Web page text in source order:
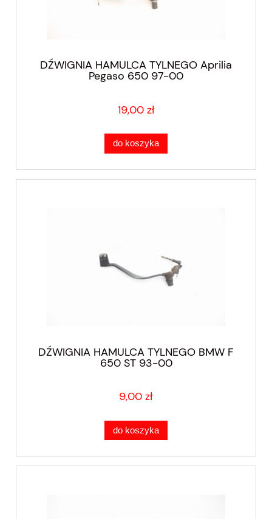
DŹWIGNIA HAMULCA TYLNEGO Aprilia
Pegaso 650 97-00
19,00 zł
do koszyka
DŹWIGNIA HAMULCA TYLNEGO BMW F
650 ST 93-00
9,00 zł
do koszyka